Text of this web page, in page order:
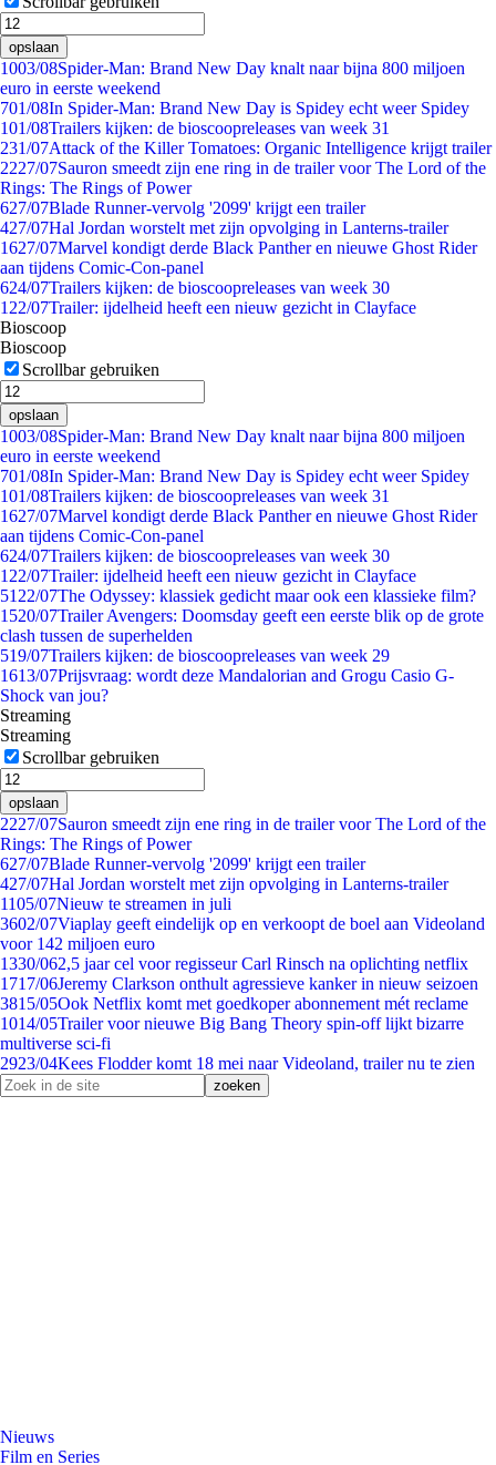
opslaan
1003/08Spider-Man: Brand New Day knalt naar bijna 800 miljoen
euro in eerste weekend
701/08In Spider-Man: Brand New Day is Spidey echt weer Spidey
101/08Trailers kijken: de bioscoopreleases van week 31
231/07Attack of the Killer Tomatoes: Organic Intelligence krijgt trailer
2227/07Sauron smeedt zijn ene ring in de trailer voor The Lord of the
Rings: The Rings of Power
627/07Blade Runner-vervolg '2099' krijgt een trailer
427/07Hal Jordan worstelt met zijn opvolging in Lanterns-trailer
1627/07Marvel kondigt derde Black Panther en nieuwe Ghost Rider
aan tijdens Comic-Con-panel
624/07Trailers kijken: de bioscoopreleases van week 30
1 22/07Trailer: ijdelheid heeft een nieuw gezicht in Clayface
Bioscoop
Bioscoop
Scrollbar gebruiken
opslaan
1003/08Spider-Man: Brand New Day knalt naar bijna 800 miljoen
euro in eerste weekend
701/08In Spider-Man: Brand New Day is Spidey echt weer Spidey
101/08Trailers kijken: de bioscoopreleases van week 31
1627/07Marvel kondigt derde Black Panther en nieuwe Ghost Rider
aan tijdens Comic-Con-panel
624/07Trailers kijken: de bioscoopreleases van week 30
1 22/07Trailer: ijdelheid heeft een nieuw gezicht in Clayface
51 22/07The Odyssey: klassiek gedicht maar ook een klassieke film?
1520/07Trailer Avengers: Doomsday geeft een eerste blik op de grote
clash tussen de superhelden
519/07Trailers kijken: de bioscoopreleases van week 29
1613/07Prijsvraag: wordt deze Mandalorian and Grogu Casio G-
Shock van jou?
Streaming
Streaming
Scrollbar gebruiken
opslaan
2227/07Sauron smeedt zijn ene ring in de trailer voor The Lord of the
Rings: The Rings of Power
627/07Blade Runner-vervolg '2099' krijgt een trailer
427/07Hal Jordan worstelt met zijn opvolging in Lanterns-trailer
1105/07Nieuw te streamen in juli
3602/07Viaplay geeft eindelijk op en verkoopt de boel aan Videoland
voor 142 miljoen euro
1330/062,5 jaar cel voor regisseur Carl Rinsch na oplichting netflix
1717/06Jeremy Clarkson onthult agressieve kanker in nieuw seizoen
3815/05Ook Netflix komt met goedkoper abonnement mét reclame
1014/05Trailer voor nieuwe Big Bang Theory spin-off lijkt bizarre
multiverse sci-fi
2923/04Kees Flodder komt 18 mei naar Videoland, trailer nu te zien
Nieuws
Film en Series